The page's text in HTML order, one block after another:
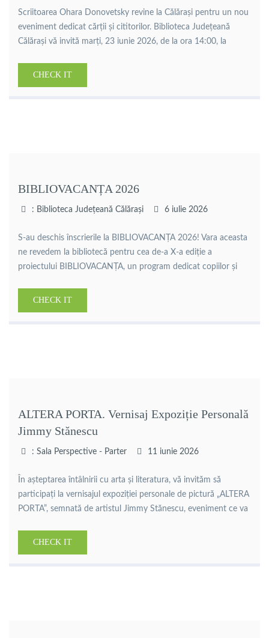
Scriitoarea Ohara Donovetsky revine la Călărași pentru un nou
eveniment dedicat cărții și cititorilor. Biblioteca Județeană
Călărași vă invită marți, 23 iunie 2026, de la ora 14:00, la
„Casting pentru urșitoare”, urmată de o sesiune de autografe și
CHECK IT
BIBLIOVACANȚA 2026
: Biblioteca Județeană Călărași 6 iulie 2026
S-au deschis înscrierile la BIBLIOVACANȚA 2026! Vara aceasta
ne revedem la bibliotecă pentru cea de-a X-a ediție a
proiectului BIBLIOVACANȚA, un program dedicat copiilor și
personală și distracția într-un mod atractiv și prietenos.
CHECK IT
ALTERA PORTA. Vernisaj Expoziție Personală
Jimmy Stănescu
: Sala Perspective - Parter 11 iunie 2026
În așteptarea întâlnirii cu arta și literatura, vă invităm să
participați la vernisajul expoziției personale de pictură „ALTERA
PORTA”, semnată de artistul Jimmy Stănescu, eveniment ce va
Bibliotecii Județene Călărași. Artist cu o remarcabilă
CHECK IT